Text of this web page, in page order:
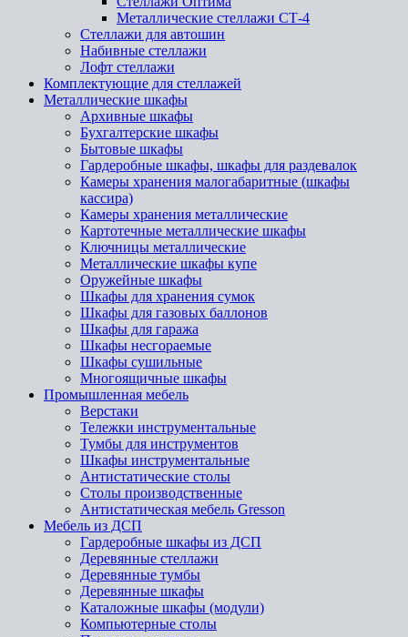
Металлические стеллажи СТ-4
Стеллажи для автошин
Набивные стеллажи
Лофт стеллажи
Комплектующие для стеллажей
Металлические шкафы
Архивные шкафы
Бухгалтерские шкафы
Бытовые шкафы
Гардеробные шкафы, шкафы для раздевалок
Камеры хранения малогабаритные (шкафы
кассира)
Камеры хранения металлические
Картотечные металлические шкафы
Ключницы металлические
Металлические шкафы купе
Оружейные шкафы
Шкафы для хранения сумок
Шкафы для газовых баллонов
Шкафы для гаража
Шкафы несгораемые
Шкафы сушильные
Многоящичные шкафы
Промышленная мебель
Верстаки
Тележки инструментальные
Тумбы для инструментов
Шкафы инструментальные
Антистатические столы
Столы производственные
Антистатическая мебель Gresson
Мебель из ДСП
Гардеробные шкафы из ДСП
Деревянные стеллажи
Деревянные тумбы
Деревянные шкафы
Каталожные шкафы (модули)
Компьютерные столы